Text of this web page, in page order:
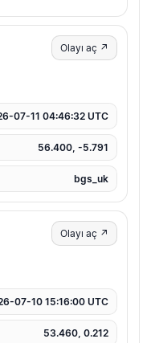
Olayı aç ↗
07-11 04:46:32 UTC
56.400, -5.791
bgs_uk
Olayı aç ↗
07-10 15:16:00 UTC
53.460, 0.212